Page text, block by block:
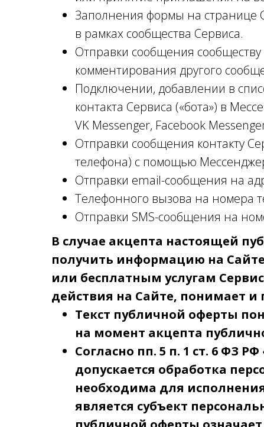
Заполнения формы на странице
в рамках сообщества Сервиса.
Отправки сообщения
комментирования другого
Подключении, добавлении в
контакта Сервиса («бота») в
VK Messenger, Facebook
Отправки сообщения контакту
телефона) с помощью
Отправки email-сообщения на
Телефонного вызова на номера
Отправки SMS-сообщения на
В случае акцепта настоящей
получить информацию на
или бесплатным услугам
действия на Сайте, понимает и
Текст публичной оферты
на момент акцепта
Согласно пп. 5 п. 1 ст. 6 ФЗ
допускается обработка
необходима для
является субъект